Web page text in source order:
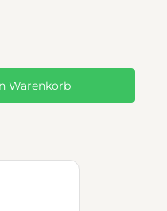
Wert ein oder
Warenkorb